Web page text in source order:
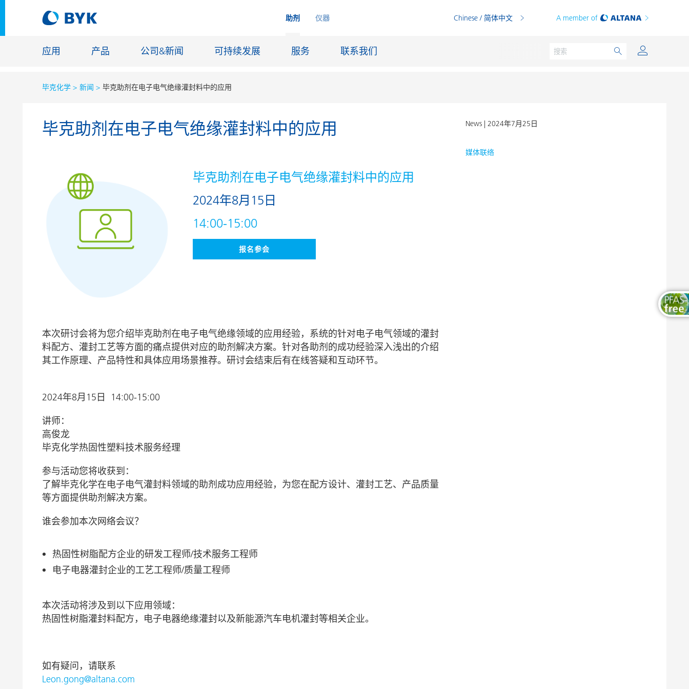
助剂 仪器 Chinese / 简体中文 A member of
应用 产品 公司&新闻 可持续发展 服务 联系我们
按应用推荐产品
按应用推荐产品
汽车原厂漆
汽车修补漆
膨润土催化剂
建筑化学品
地坪涂料
铸造和耐火材料
工业涂料
家居，工业与公共设施清洁
船舶和防腐涂料
粉末涂料
毕克化学 新闻 毕克助剂在电子电气绝缘灌封料中的应用
毕克助剂在电子电气绝缘灌封料中的应用
毕克助剂在电子电气绝缘灌封料中的应用
2024年8月15日
14:00-15:00
报名参会
本次研讨会将为您介绍毕克助剂在电子电气绝缘领域的应用经验，系统的针对电子电气领域的灌封
料配方、灌封工艺等方面的痛点提供对应的助剂解决方案。针对各助剂的成功经验深入浅出的介绍
其工作原理、产品特性和具体应用场景推荐。研讨会结束后有在线答疑和互动环节。
2024年8月15日 14:00-15:00
讲师：
高俊龙
毕克化学热固性塑料技术服务经理
参与活动您将收获到：
了解毕克化学在电子电气灌封料领域的助剂成功应用经验，为您在配方设计、灌封工艺、产品质量
等方面提供助剂解决方案。
谁会参加本次网络会议？
热固性树脂配方企业的研发工程师/技术服务工程师
电子电器灌封企业的工艺工程师/质量工程师
本次活动将涉及到以下应用领域：
热固性树脂灌封料配方，电子电器绝缘灌封以及新能源汽车电机灌封等相关企业。
如有疑问，请联系
Leon.gong@altana.com
News |2024年7月25日
媒体联络